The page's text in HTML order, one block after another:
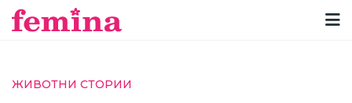
ЖИВОТНИ СТОРИИ